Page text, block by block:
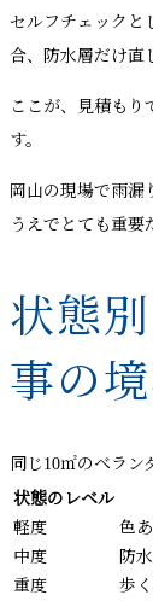
セルフチェックと
合、防水層だけ直
ここが、見積もり
す。
岡山の現場で雨漏
うえでとても重要
状態
事の
同じ10㎡のベラ
状態のレベル
軽度
色
中度
防
重度
歩